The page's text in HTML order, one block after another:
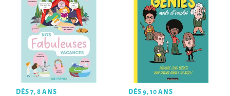
DÈS 7, 8 ANS DÈS 9, 10 ANS